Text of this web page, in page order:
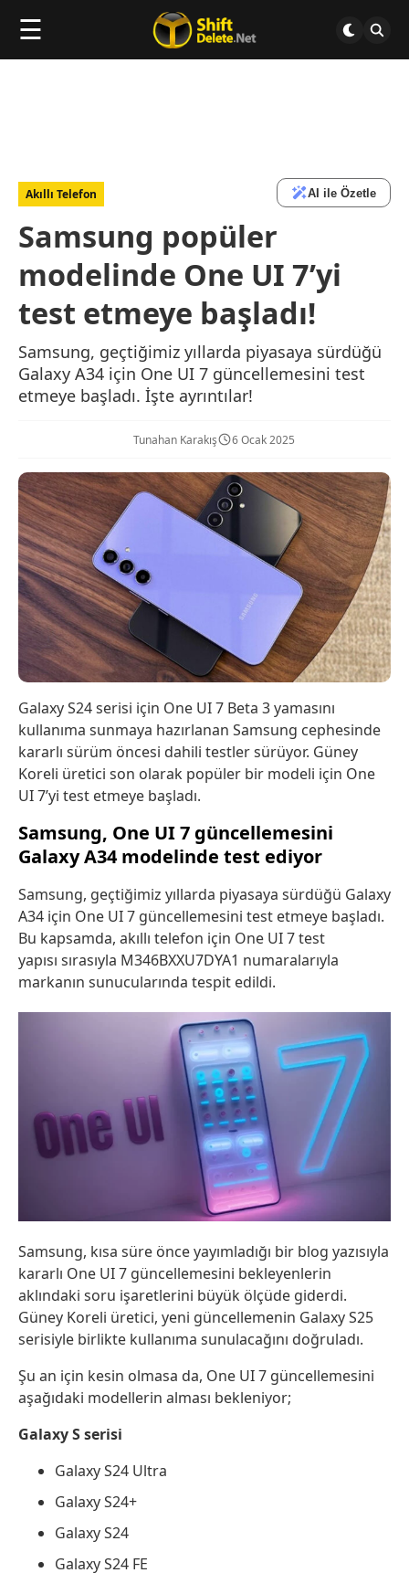
☰
Akıllı Telefon AI ile Özetle
Samsung popüler
modelinde One UI 7’yi
test etmeye başladı!
Samsung, geçtiğimiz yıllarda piyasaya sürdüğü
Galaxy A34 için One UI 7 güncellemesini test
etmeye başladı. İşte ayrıntılar!
Tunahan Karakış 6 Ocak 2025
Galaxy S24 serisi için One UI 7 Beta 3 yamasını
kullanıma sunmaya hazırlanan Samsung cephesinde
kararlı sürüm öncesi dahili testler sürüyor. Güney
Koreli üretici son olarak popüler bir modeli için One
UI 7’yi test etmeye başladı.
Samsung, One UI 7 güncellemesini
Galaxy A34 modelinde test ediyor
Samsung, geçtiğimiz yıllarda piyasaya sürdüğü Galaxy
A34 için One UI 7 güncellemesini test etmeye başladı.
Bu kapsamda, akıllı telefon için One UI 7 test
yapısı sırasıyla M346BXXU7DYA1 numaralarıyla
markanın sunucularında tespit edildi.
Samsung, kısa süre önce yayımladığı bir blog yazısıyla
kararlı One UI 7 güncellemesini bekleyenlerin
aklındaki soru işaretlerini büyük ölçüde giderdi.
Güney Koreli üretici, yeni güncellemenin Galaxy S25
serisiyle birlikte kullanıma sunulacağını doğruladı.
Şu an için kesin olmasa da, One UI 7 güncellemesini
aşağıdaki modellerin alması bekleniyor;
Galaxy S serisi
Galaxy S24 Ultra
Galaxy S24+
Galaxy S24
Galaxy S24 FE